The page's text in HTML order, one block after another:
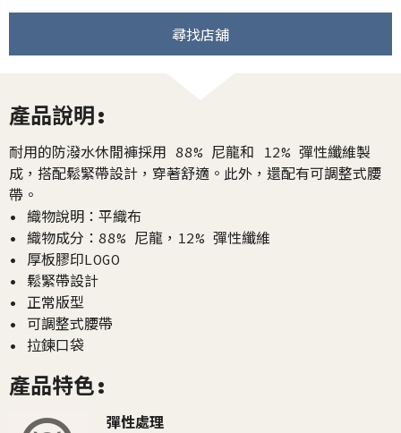
尋找店舖
產品說明:
耐用的防潑水休閒褲採用 88% 尼龍和 12% 彈性纖維製
成，搭配鬆緊帶設計，穿著舒適。此外，還配有可調整式腰
帶。
• 織物說明：平織布
• 織物成分：88% 尼龍，12% 彈性纖維
• 厚板膠印LOGO
• 鬆緊帶設計
• 正常版型
• 可調整式腰帶
• 拉鍊口袋
產品特色:
彈性處理